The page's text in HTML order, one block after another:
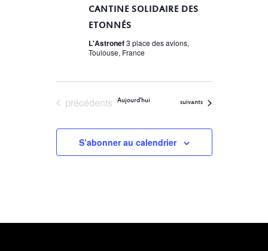
CANTINE SOLIDAIRE DES
ETONNÉS
L'Astronef3 place des avions,
Toulouse, France
Évènements
précédents Aujourd'hui Évènements
suivants
S’abonner au calendrier